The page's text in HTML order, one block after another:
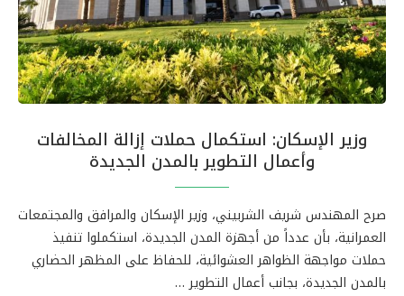
وزير الإسكان: استكمال حملات إزالة المخالفات
وأعمال التطوير بالمدن الجديدة
صرح المهندس شريف الشربيني، وزير الإسكان والمرافق والمجتمعات
العمرانية، بأن عدداً من أجهزة المدن الجديدة، استكملوا تنفيذ
حملات مواجهة الظواهر العشوائية، للحفاظ على المظهر الحضاري
بالمدن الجديدة، بجانب أعمال التطوير …